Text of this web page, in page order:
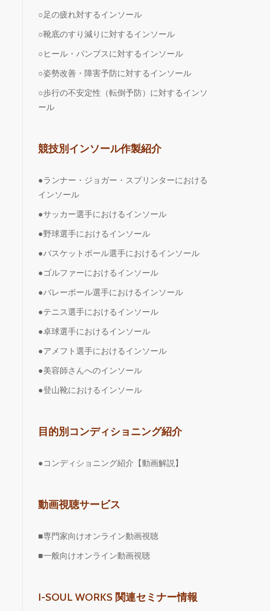
○足の疲れ対するインソール
○靴底のすり減りに対するインソール
○ヒール・パンプスに対するインソール
○姿勢改善・障害予防に対するインソール
○歩行の不安定性（転倒予防）に対するインソ
ール
競技別インソール作製紹介
●ランナー・ジョガー・スプリンターにおける
インソール
●サッカー選手におけるインソール
●野球選手におけるインソール
●バスケットボール選手におけるインソール
●ゴルファーにおけるインソール
●バレーボール選手におけるインソール
●テニス選手におけるインソール
●卓球選手におけるインソール
●アメフト選手におけるインソール
●美容師さんへのインソール
●登山靴におけるインソール
目的別コンディショニング紹介
●コンディショニング紹介【動画解説】
動画視聴サービス
■専門家向けオンライン動画視聴
■一般向けオンライン動画視聴
I-SOUL WORKS 関連セミナー情報